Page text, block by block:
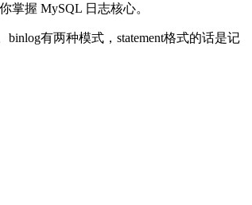
掌握 MySQL 日志核心。
有两种模式，statement格式的话是记